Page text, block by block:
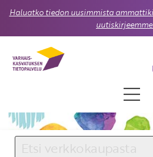
Haluatko tiedon uusimmista
uutiskirjeemme.
KIRJAUDU SISÄÄN
Käyttäjätunnus